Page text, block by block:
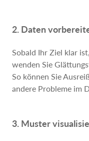
2. Daten
Sobald Ihr Ziel klar
wenden Sie
So können Sie
andere Probleme im
3. Muster